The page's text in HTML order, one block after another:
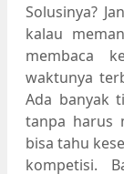
Solusinya?
kalau
membaca
waktunya
Ada banyak
tanpa harus
bisa tahu
kompetisi.